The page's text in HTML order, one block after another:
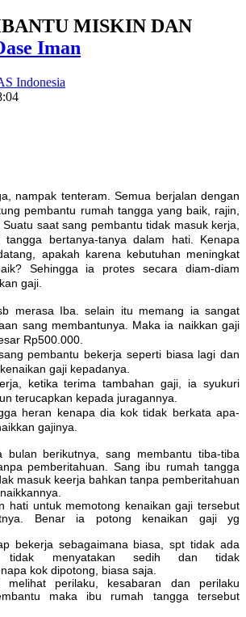
MISKIN DAN
Iman
Indonesia
nampak tenteram. Semua berjalan dengan
pembantu rumah tangga yang baik, rajin,
saat sang pembantu tidak masuk kerja,
bertanya-tanya dalam hati. Kenapa
apakah karena kebutuhan meningkat
Sehingga ia protes secara diam-diam
gaji.
merasa Iba. selain itu memang ia sangat
sang membantunya. Maka ia naikkan gaji
Rp500.000.
pembantu bekerja seperti biasa lagi dan
gaji kepadanya.
ketika terima tambahan gaji, ia syukuri
terucapkan kepada juragannya.
heran kenapa dia kok tidak berkata apa-
gajinya.
bulan berikutnya, sang membantu tiba-tiba
pemberitahuan. Sang ibu rumah tangga
masuk keerja bahkan tanpa pemberitahuan
hati untuk memotong kenaikan gaji tersebut
Benar ia potong kenaikan gaji yg
bekerja sebagaimana biasa, spt tidak ada
tidak menyatakan sedih dan tidak
kok dipotong, biasa saja.
melihat perilaku, kesabaran dan perilaku
maka ibu rumah tangga tersebut